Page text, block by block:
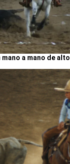
mano a mano de